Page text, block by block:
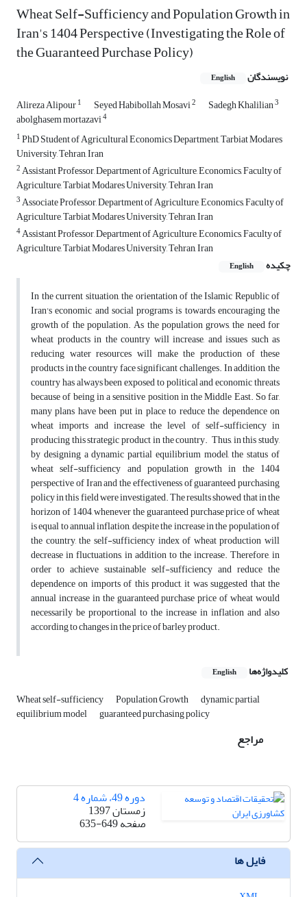
Wheat Self-Sufficiency and Population Growth in
Iran's 1404 Perspective (Investigating the Role of
the Guaranteed Purchase Policy)
نویسندگان English
Alireza Alipour1 Seyed Habibollah Mosavi2 Sadegh Khalilian3
abolghasem mortazavi4
1PhD Student of Agricultural Economics Department, Tarbiat Modares
University, Tehran, Iran
2Assistant Professor, Department of Agriculture, Economics, Faculty of
Agriculture, Tarbiat Modares University, Tehran, Iran
3Associate Professor, Department of Agriculture, Economics, Faculty of
Agriculture, Tarbiat Modares University, Tehran, Iran
4Assistant Professor, Department of Agriculture, Economics, Faculty of
Agriculture, Tarbiat Modares University, Tehran, Iran
چکیده
English
In the current situation, the orientation of the Islamic Republic of
Iran's economic and social programs is towards encouraging the
growth of the population. As the population grows, the need for
wheat products in the country will increase, and issues such as
reducing water resources will make the production of these
products in the country face significant challenges. In addition, the
country has always been exposed to political and economic threats
because of being in a sensitive position in the Middle East. So far,
many plans have been put in place to reduce the dependence on
wheat imports and increase the level of self-sufficiency in
producing this strategic product in the country. Thus, in this study,
by designing a dynamic partial equilibrium model, the status of
wheat self-sufficiency and population growth in the 1404
perspective of Iran and the effectiveness of guaranteed purchasing
policy in this field were investigated. The results showed that in the
horizon of 1404, whenever the guaranteed purchase price of wheat
is equal to annual inflation, despite the increase in the population of
the country, the self-sufficiency index of wheat production will
decrease in fluctuations, in addition to the increase. Therefore, in
order to achieve sustainable self-sufficiency and reduce the
dependence on imports of this product, it was suggested that the
annual increase in the guaranteed purchase price of wheat would
necessarily be proportional to the increase in inflation and also
according to changes in the price of barley product.
کلیدواژه‌ها English
Wheat self-sufficiency Population Growth dynamic partial
equilibrium model guaranteed purchasing policy
مراجع
دوره 49، شماره 4
زمستان 1397
صفحه635-649
فایل ها